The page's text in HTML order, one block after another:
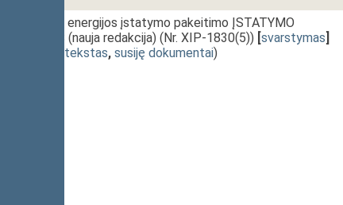
Branduolinės energijos įstatymo pakeitimo ĮSTATYMO
PROJEKTAS (nauja redakcija) (Nr. XIP-1830(5)) [svarstymas]
dokumento tekstas, susiję dokumentai)